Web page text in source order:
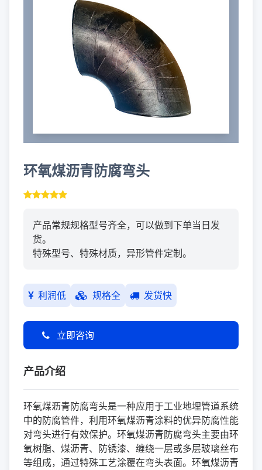
环氧煤沥青防腐弯头
产品常规规格型号齐全，可以做到下单当日发
货。
特殊型号、特殊材质，异形管件定制。
利润低 规格全 发货快
立即咨询
产品介绍
环氧煤沥青防腐弯头是一种应用于工业地埋管道系统
中的防腐管件，利用环氧煤沥青涂料的优异防腐性能
对弯头进行有效保护。环氧煤沥青防腐弯头主要由环
氧树脂、煤沥青、防锈漆、缠绕一层或多层玻璃丝布
等组成，通过特殊工艺涂覆在弯头表面。环氧煤沥青